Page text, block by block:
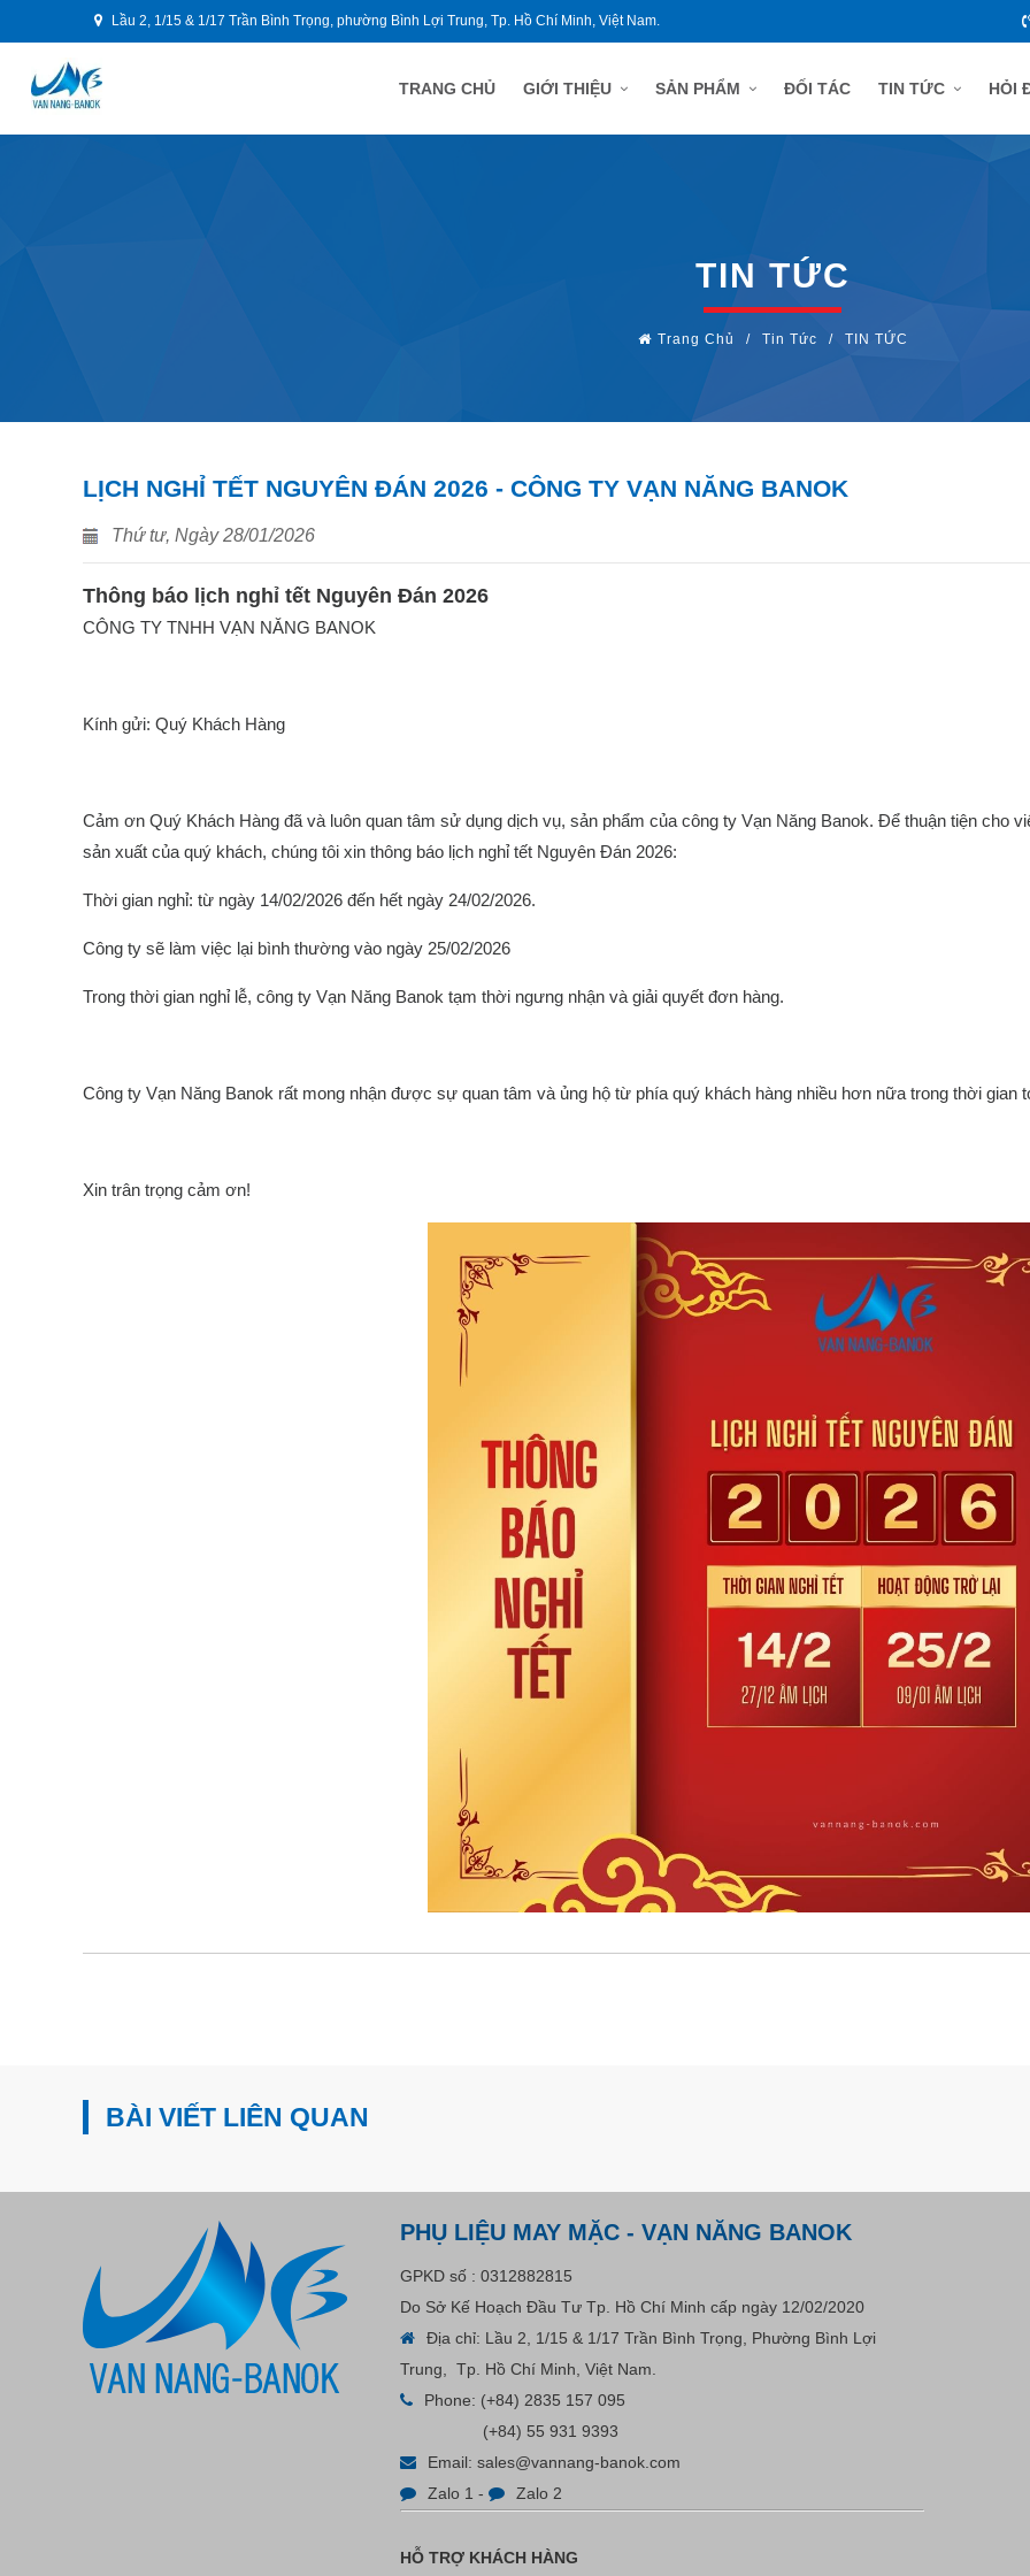
Lầu 2, 1/15 & 1/17 Trần Bình Trọng, phường Bình Lợi Trung, Tp. Hồ Chí Minh, Việt Nam.
TRANG CHỦ GIỚI THIỆU SẢN PHẨM ĐỐI TÁC TIN TỨC HỎI
TIN TỨC
Trang Chủ / Tin Tức / TIN TỨC
LỊCH NGHỈ TẾT NGUYÊN ĐÁN 2026 - CÔNG TY VẠN NĂNG BANOK
Thứ tư, Ngày 28/01/2026
Thông báo lịch nghỉ tết Nguyên Đán 2026
CÔNG TY TNHH VẠN NĂNG BANOK
Kính gửi: Quý Khách Hàng
Cảm ơn Quý Khách Hàng đã và luôn quan tâm sử dụng dịch vụ, sản phẩm của công ty Vạn Năng Banok. Để thuận tiện cho
sản xuất của quý khách, chúng tôi xin thông báo lịch nghỉ tết Nguyên Đán 2026:
Thời gian nghỉ: từ ngày 14/02/2026 đến hết ngày 24/02/2026.
Công ty sẽ làm việc lại bình thường vào ngày 25/02/2026
Trong thời gian nghỉ lễ, công ty Vạn Năng Banok tạm thời ngưng nhận và giải quyết đơn hàng.
Công ty Vạn Năng Banok rất mong nhận được sự quan tâm và ủng hộ từ phía quý khách hàng nhiều hơn nữa trong thời gian
Xin trân trọng cảm ơn!
BÀI VIẾT LIÊN QUAN
PHỤ LIỆU MAY MẶC - VẠN NĂNG BANOK
GPKD số : 0312882815
Do Sở Kế Hoạch Đầu Tư Tp. Hồ Chí Minh cấp ngày 12/02/2020
Địa chỉ: Lầu 2, 1/15 & 1/17 Trần Bình Trọng, Phường Bình Lợi
Trung, Tp. Hồ Chí Minh, Việt Nam.
Phone: (+84) 2835 157 095
(+84) 55 931 9393
Email: sales@vannang-banok.com
Zalo 1 - Zalo 2
HỖ TRỢ KHÁCH HÀNG